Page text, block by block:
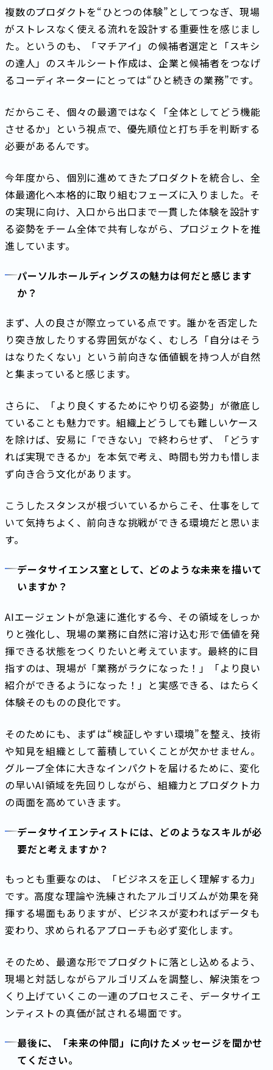
複数のプロダクトを“ひとつの体験”としてつなぎ、現場
がストレスなく使える流れを設計する重要性を感じまし
た。というのも、「マチアイ」の候補者選定と「スキシ
の達人」のスキルシート作成は、企業と候補者をつなげ
るコーディネーターにとっては“ひと続きの業務”です。
だからこそ、個々の最適ではなく「全体としてどう機能
させるか」という視点で、優先順位と打ち手を判断する
必要があるんです。
今年度から、個別に進めてきたプロダクトを統合し、全
体最適化へ本格的に取り組むフェーズに入りました。そ
の実現に向け、入口から出口まで一貫した体験を設計す
る姿勢をチーム全体で共有しながら、プロジェクトを推
進しています。
パーソルホールディングスの魅力は何だと感じます
か？
まず、人の良さが際立っている点です。誰かを否定した
り突き放したりする雰囲気がなく、むしろ「自分はそう
はなりたくない」という前向きな価値観を持つ人が自然
と集まっていると感じます。
さらに、「より良くするためにやり切る姿勢」が徹底し
ていることも魅力です。組織上どうしても難しいケース
を除けば、安易に「できない」で終わらせず、「どうす
れば実現できるか」を本気で考え、時間も労力も惜しま
ず向き合う文化があります。
こうしたスタンスが根づいているからこそ、仕事をして
いて気持ちよく、前向きな挑戦ができる環境だと思いま
す。
データサイエンス室として、どのような未来を描いて
いますか？
AIエージェントが急速に進化する今、その領域をしっか
りと強化し、現場の業務に自然に溶け込む形で価値を発
揮できる状態をつくりたいと考えています。最終的に目
指すのは、現場が「業務がラクになった！」「より良い
紹介ができるようになった！」と実感できる、はたらく
体験そのものの良化です。
そのためにも、まずは“検証しやすい環境”を整え、技術
や知見を組織として蓄積していくことが欠かせません。
グループ全体に大きなインパクトを届けるために、変化
の早いAI領域を先回りしながら、組織力とプロダクト力
の両面を高めていきます。
データサイエンティストには、どのようなスキルが必
要だと考えますか？
もっとも重要なのは、「ビジネスを正しく理解する力」
です。高度な理論や洗練されたアルゴリズムが効果を発
揮する場面もありますが、ビジネスが変わればデータも
変わり、求められるアプローチも必ず変化します。
そのため、最適な形でプロダクトに落とし込めるよう、
現場と対話しながらアルゴリズムを調整し、解決策をつ
くり上げていく――この一連のプロセスこそ、データサイエ
ンティストの真価が試される場面です。
最後に、「未来の仲間」に向けたメッセージを聞かせ
てください。